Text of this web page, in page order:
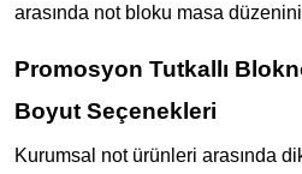
arasında not bloku masa
Promosyon Tutkallı
Boyut Seçenekleri
Kurumsal not ürünleri arasında